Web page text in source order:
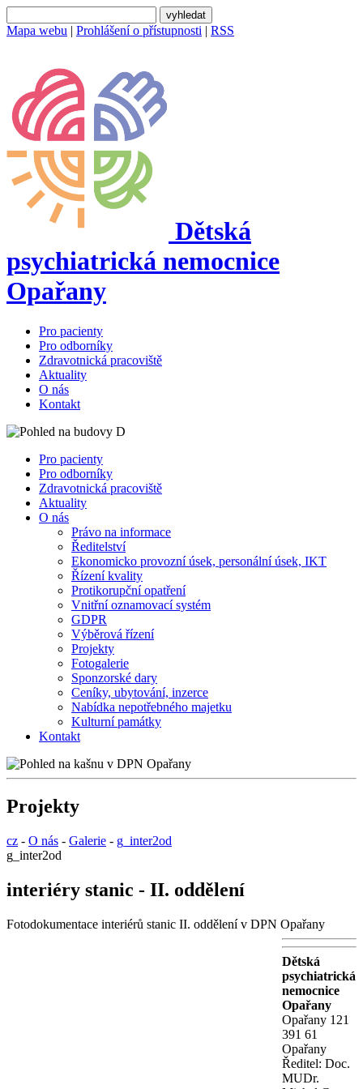
Mapa webu | Prohlášení o přístupnosti | RSS
Dětská
psychiatrická nemocnice
Opařany
Pro pacienty
Pro odborníky
Zdravotnická pracoviště
Aktuality
O nás
Kontakt
Pro pacienty
Pro odborníky
Zdravotnická pracoviště
Aktuality
O nás
Právo na informace
Ředitelství
Ekonomicko provozní úsek, personální úsek, IKT
Řízení kvality
Protikorupční opatření
Vnitřní oznamovací systém
GDPR
Výběrová řízení
Projekty
Fotogalerie
Sponzorské dary
Ceníky, ubytování, inzerce
Nabídka nepotřebného majetku
Kulturní památky
Kontakt
Projekty
cz - O nás - Galerie - g_inter2od
g_inter2od
interiéry stanic - II. oddělení
Fotodokumentace interiérů stanic II. oddělení v DPN Opařany
Dětská
psychiatrická
nemocnice
Opařany
Opařany 121
391 61
Opařany
Ředitel: Doc.
MUDr.